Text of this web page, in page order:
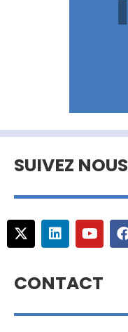
SUIVEZ NOUS
CONTACT